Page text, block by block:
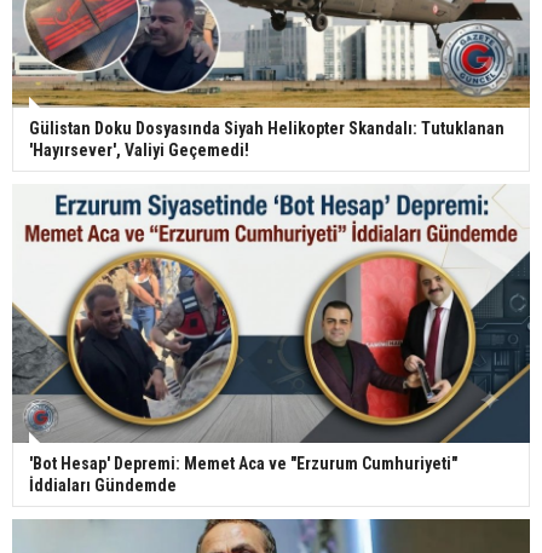
Gülistan Doku Dosyasında Siyah Helikopter Skandalı: Tutuklanan
'Hayırsever', Valiyi Geçemedi!
'Bot Hesap' Depremi: Memet Aca ve "Erzurum Cumhuriyeti"
İddiaları Gündemde